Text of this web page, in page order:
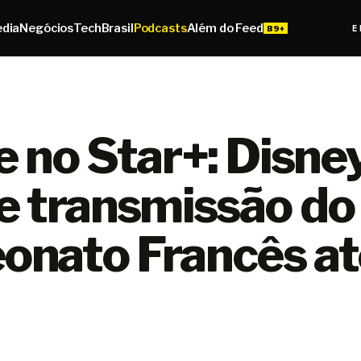
NegóciosTechBrasilPodcastsAlém do Feed
no Star+:
transmissão do
Francês